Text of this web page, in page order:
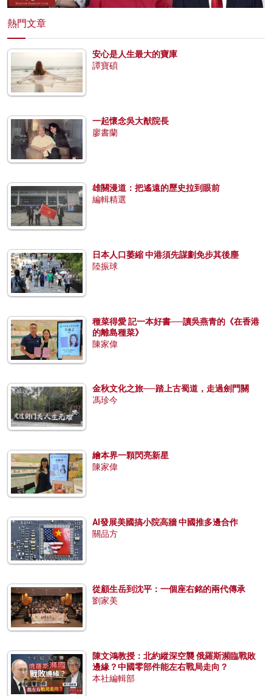
熱門文章
安心是人生最大的寶庫
譚寶碩
一起懷念吳大猷院長
廖書蘭
雄關漫道：把遙遠的歷史拉到眼前
編輯精選
日本人口萎縮 中港須先謀劃免步其後塵
陸振球
種菜得愛 記一本好書──讀吳燕青的《在香港
的離島種菜》
陳家偉
金秋文化之旅──踏上古蜀道，走過劍門關
馮珍今
繪本界一顆閃亮新星
陳家偉
AI發展美國搞小院高牆 中國推多邊合作
關品方
從顧生岳到沈平：一個座右銘的兩代傳承
劉家美
陳文鴻教授：北約縱深空襲 俄羅斯瀕臨戰敗
邊緣？中國零部件能左右戰局走向？
本社編輯部